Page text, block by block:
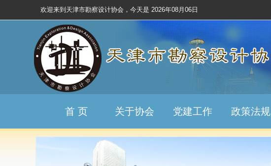
欢迎来到天津市勘察设计协会，今天是 2026年08月06日
首 页 关于协会 党建工作 政策法规